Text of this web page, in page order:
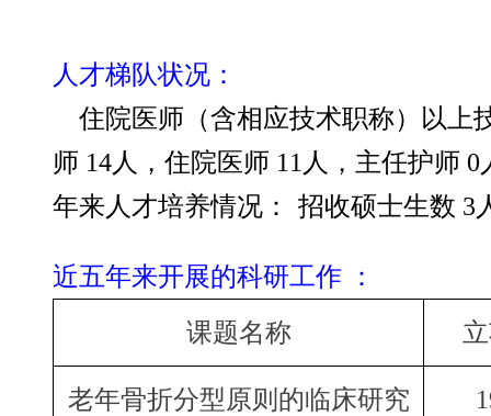
人才梯队状况：
住院医师（含相应技术职称）以上
师 14人，住院医师 11人，主任护师
年来人才培养情况 ： 招收硕士生数 3
近五年来开展的科研工作 ：
课题名称
老年骨折分型原则的临床研究